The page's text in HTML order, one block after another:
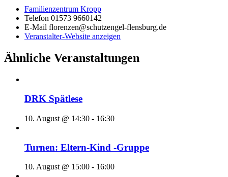
Familienzentrum Kropp
Telefon 01573 9660142
E-Mail florenzen@schutzengel-flensburg.de
Veranstalter-Website anzeigen
Ähnliche Veranstaltungen
DRK Spätlese
10. August @ 14:30 - 16:30
Turnen: Eltern-Kind -Gruppe
10. August @ 15:00 - 16:00